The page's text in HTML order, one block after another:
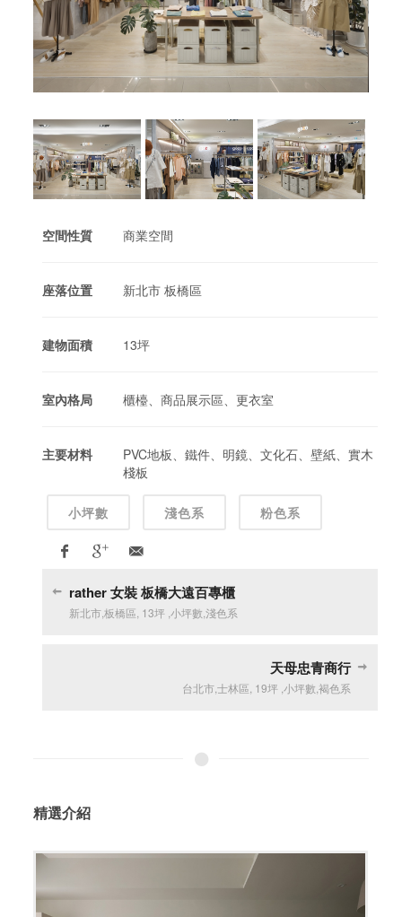
空間性質 商業空間
座落位置 新北市 板橋區
建物面積 13坪
室內格局 櫃檯、商品展示區、更衣室
主要材料
PVC地板、鐵件、明鏡、文化石、壁紙、實木
棧板
小坪數 淺色系 粉色系
rather 女裝 板橋大遠百專櫃
新北市,板橋區, 13坪 ,小坪數,淺色系
天母忠青商行
台北市,士林區, 19坪,小坪數,褐色系
精選介紹